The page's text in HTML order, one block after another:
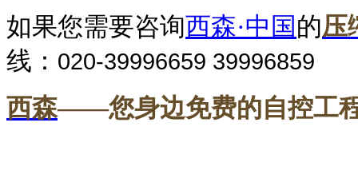
如果您需要咨询西森·中国 的压
线： 020-39996659 39996859
西森——您身边免费的自控工